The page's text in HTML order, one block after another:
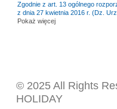
Zgodnie z art. 13 ogólnego
z dnia 27 kwietnia 2016 r. (Dz.
Pokaż więcej
© 2025 All Rights
HOLIDAY